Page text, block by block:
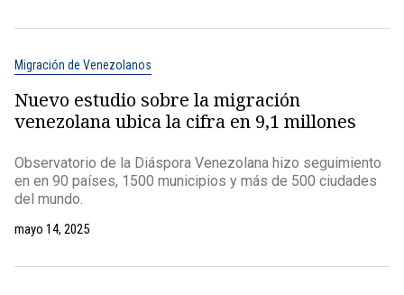
Migración de Venezolanos
Nuevo estudio sobre la migración
venezolana ubica la cifra en 9,1 millones
Observatorio de la Diáspora Venezolana hizo seguimiento
en en 90 países, 1500 municipios y más de 500 ciudades
del mundo.
mayo 14, 2025